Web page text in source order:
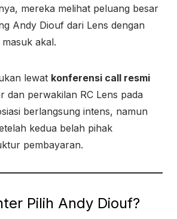
mereka melihat peluang besar
Andy Diouf dari Lens dengan
akal.
lewat konferensi call resmi
dan perwakilan RC Lens pada
berlangsung intens, namun
kedua belah pihak
pembayaran.
Pilih Andy Diouf?